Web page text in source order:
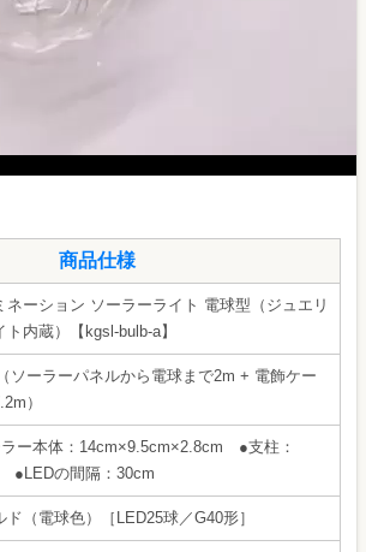
商品仕様
ネーション ソーラーライト 電球型（ジュエリ
ト内蔵）【kgsl-bulb-a】
ソーラーパネルから電球まで2m + 電飾ケー
）
ー本体：14cm×9.5cm×2.8cm ●支柱：
●LEDの間隔：30cm
ド（電球色）［LED25球／G40形］